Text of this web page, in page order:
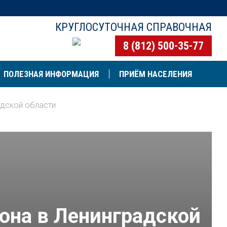
КРУГЛОСУТОЧНАЯ СПРАВОЧНАЯ
8 (812) 500-35-77
ПОЛЕЗНАЯ ИНФОРМАЦИЯ ПРИЁМ НАСЕЛЕНИЯ
области
в Ленинградской